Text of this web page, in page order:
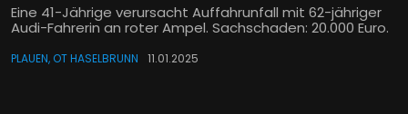
Eine 41-Jährige verursacht Auffahrunfall mit 62-jähriger
Audi-Fahrerin an roter Ampel. Sachschaden: 20.000 Euro.
PLAUEN, OT HASELBRUNN 11.01.2025